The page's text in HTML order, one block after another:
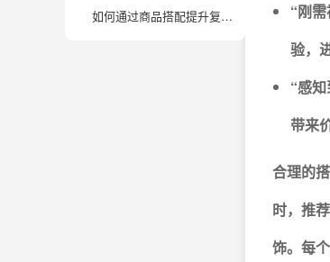
如何通过商品搭配提升复购率而不仅仅是客单价？
“刚
验，
“感
带来
合理的
时，推
饰。每